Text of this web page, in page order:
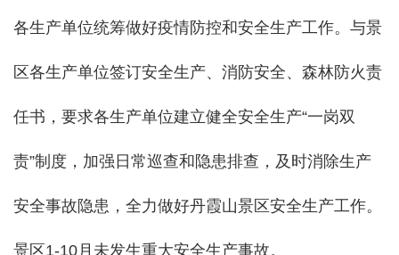
各生产单位统筹做好疫情防控和安全生产工作。与景
区各生产单位签订安全生产、消防安全、森林防火责
任书，要求各生产单位建立健全安全生产“一岗双
责”制度，加强日常巡查和隐患排查，及时消除生产
安全事故隐患，全力做好丹霞山景区安全生产工作。
景区1-10月未发生重大安全生产事故。